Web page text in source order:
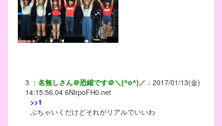
3 ： 名無しさん＠恐縮です＠＼(^o^)／ ： 2017/01/13(金)
14:15:56.04 6NlrpoFH0.net
>>1
ぶちゃいくだけどそれがリアルでいいわ